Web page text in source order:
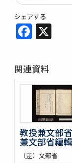
シェアする
関連資料
教授兼文部
兼文部省編
（差）文部省